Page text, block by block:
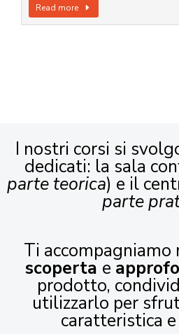
Read more
I nostri corsi si
dedicati: la sala
parte teorica) e il
parte
Ti accompagniamo
scoperta e
prodotto,
utilizzarlo per
caratteristica